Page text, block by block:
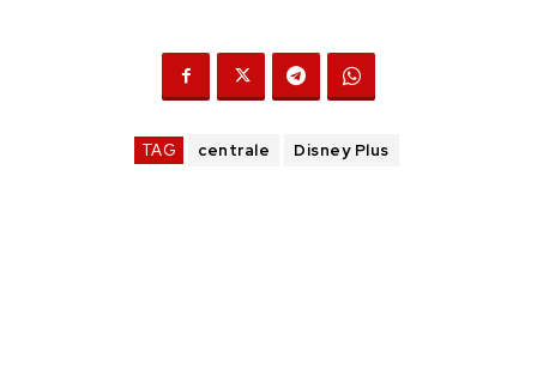
TAG centrale Disney Plus